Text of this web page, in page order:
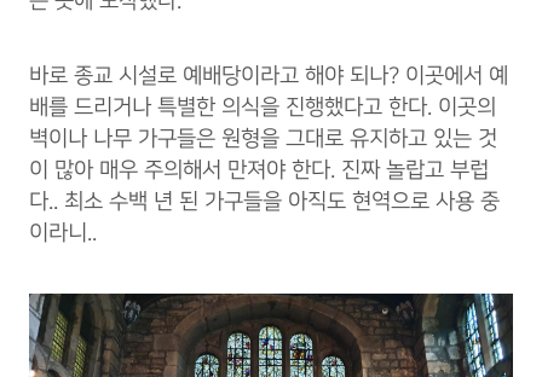
바로 종교 시설로 예배당이라고 해야 되나? 이곳에서 예
배를 드리거나 특별한 의식을 진행했다고 한다. 이곳의
벽이나 나무 가구들은 원형을 그대로 유지하고 있는 것
이 많아 매우 주의해서 만져야 한다. 진짜 놀랍고 부럽
다.. 최소 수백 년 된 가구들을 아직도 현역으로 사용 중
이라니..